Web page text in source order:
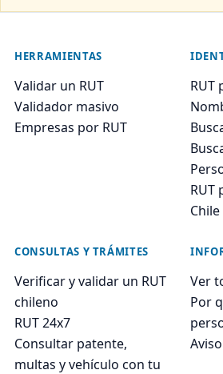
HERRAMIENTAS
Validar un RUT
Validador masivo
Empresas por RUT
RUT
RUT
Chile
CONSULTAS Y TRÁMITES
Verificar y validar un RUT
chileno
RUT 24x7
Consultar patente,
multas y vehículo con tu
Ver
Por